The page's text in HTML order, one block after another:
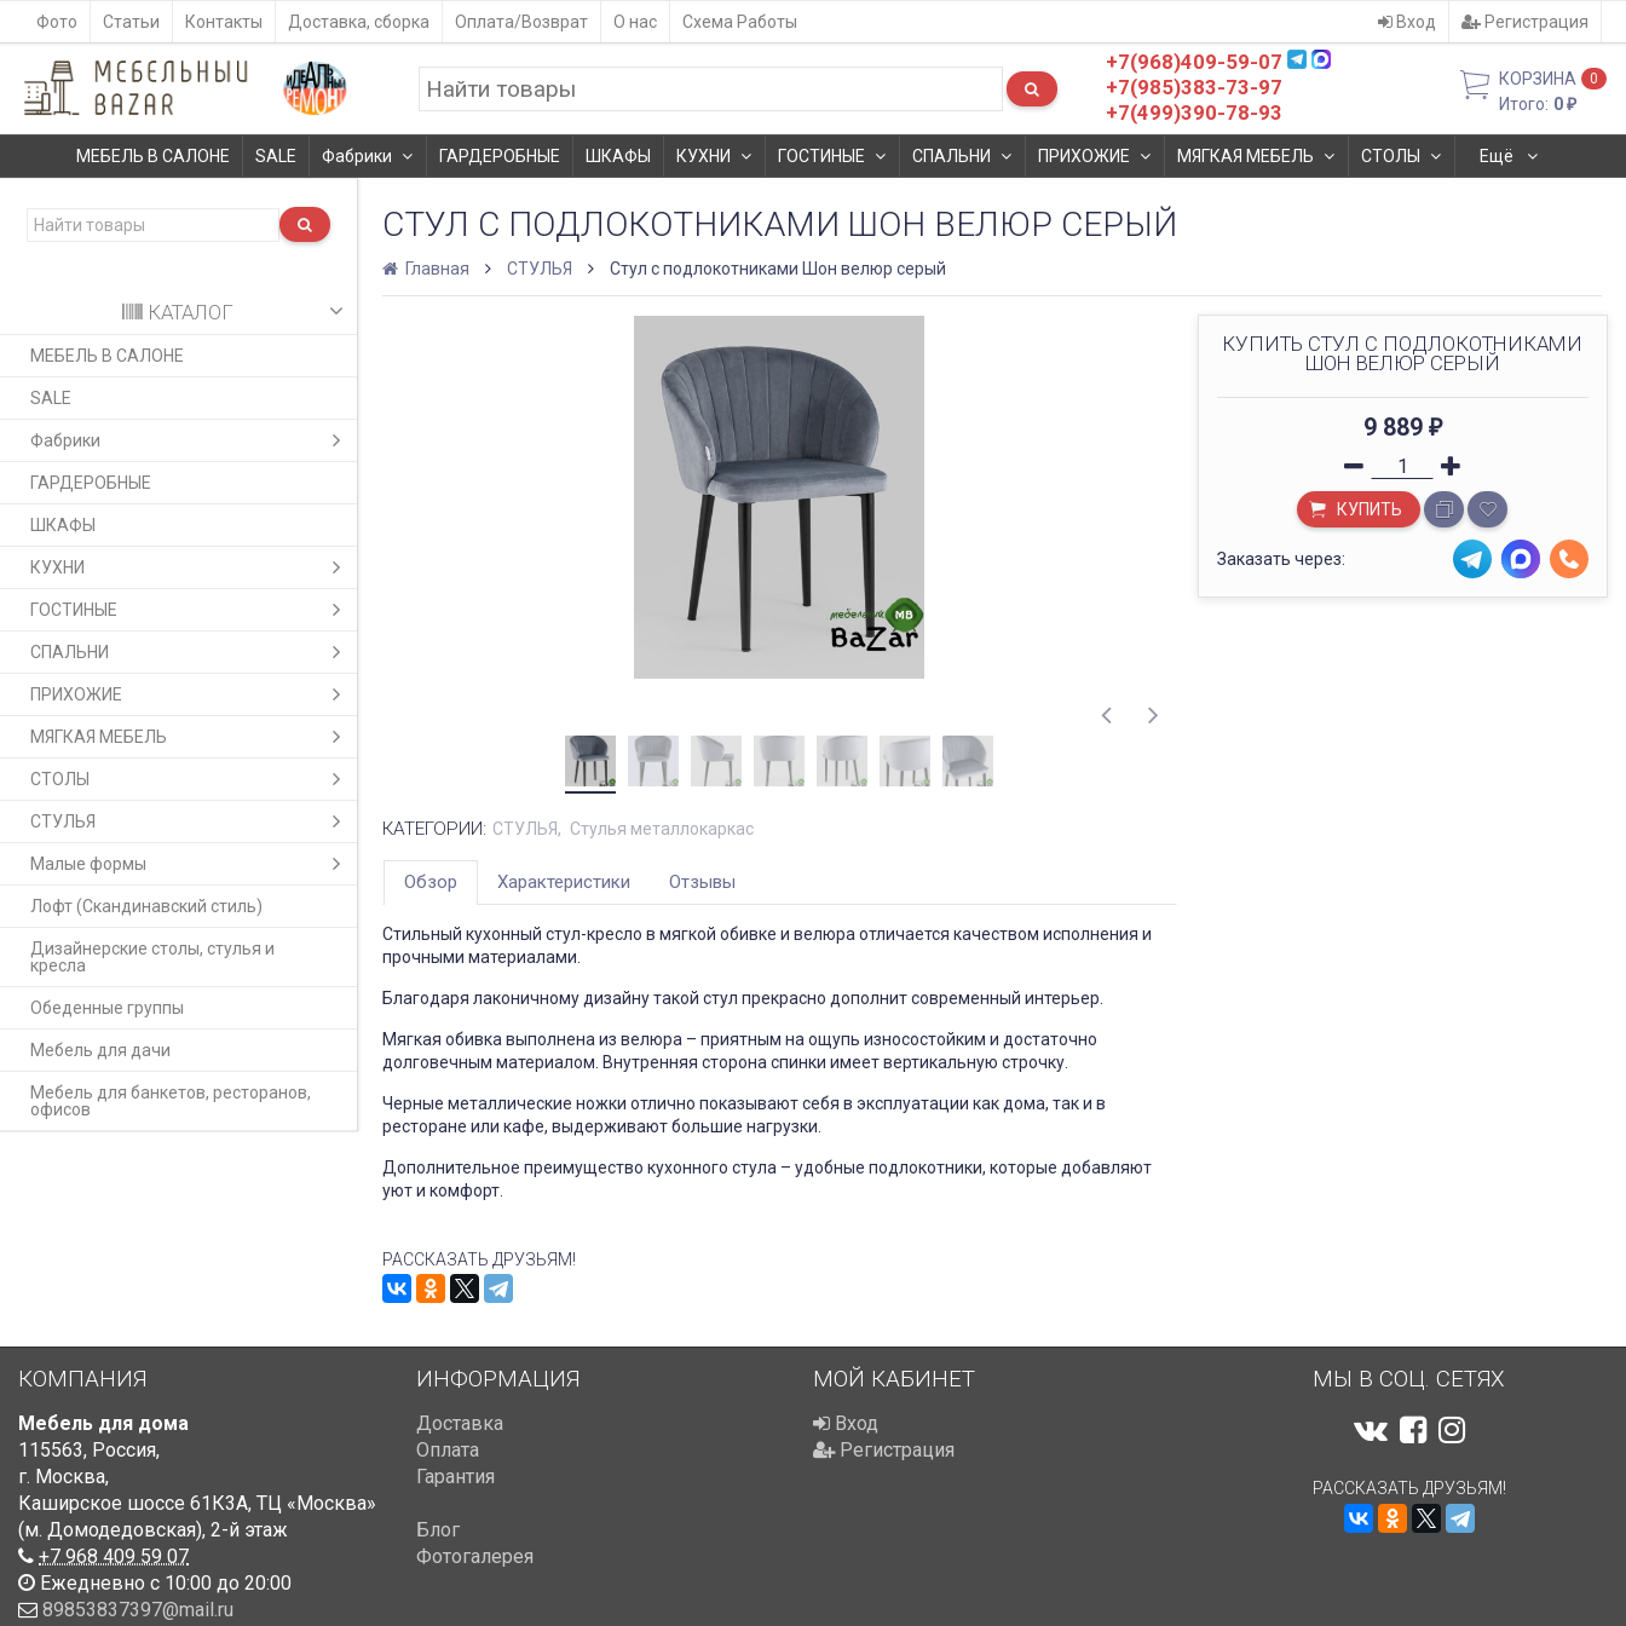
Фото Статьи Контакты Доставка, сборка Оплата/Возврат О нас Схема Работы Вход Регистрация
+7(968)409-59-07
+7(985)383-73-97
+7(499)390-78-93
КОРЗИНА 0
Итого: 0₽
МЕБЕЛЬ В САЛОНЕ SALE Фабрики ГАРДЕРОБНЫЕ ШКАФЫ КУХНИ ГОСТИНЫЕ СПАЛЬНИ ПРИХОЖИЕ МЯГКАЯ МЕБЕЛЬ СТОЛЫ Ещё
КАТАЛОГ
МЕБЕЛЬ В САЛОНЕ
SALE
Фабрики
ГАРДЕРОБНЫЕ
ШКАФЫ
КУХНИ
ГОСТИНЫЕ
СПАЛЬНИ
ПРИХОЖИЕ
МЯГКАЯ МЕБЕЛЬ
СТОЛЫ
СТУЛЬЯ
Малые формы
Лофт (Скандинавский стиль)
Дизайнерские столы, стулья и
кресла
Обеденные группы
Мебель для дачи
Мебель для банкетов, ресторанов,
офисов
СТУЛ С ПОДЛОКОТНИКАМИ ШОН ВЕЛЮР СЕРЫЙ
Главная СТУЛЬЯ Стул с подлокотниками Шон велюр серый
КУПИТЬ СТУЛ С ПОДЛОКОТНИКАМИ
ШОН ВЕЛЮР СЕРЫЙ
9 889 ₽
КУПИТЬ
Заказать через:
КАТЕГОРИИ: СТУЛЬЯ Стулья металлокаркас
Обзор Характеристики Отзывы
Стильный кухонный стул-кресло в мягкой обивке и велюра отличается качеством исполнения и
прочными материалами.
Благодаря лаконичному дизайну такой стул прекрасно дополнит современный интерьер.
Мягкая обивка выполнена из велюра – приятным на ощупь износостойким и достаточно
долговечным материалом. Внутренняя сторона спинки имеет вертикальную строчку.
Черные металлические ножки отлично показывают себя в эксплуатации как дома, так и в
ресторане или кафе, выдерживают большие нагрузки.
Дополнительное преимущество кухонного стула – удобные подлокотники, которые добавляют
уют и комфорт.
РАССКАЗАТЬ ДРУЗЬЯМ!
КОМПАНИЯ
Мебель для дома
115563, Россия,
г. Москва,
Каширское шоссе 61К3А, ТЦ «Москва»
(м. Домодедовская), 2-й этаж
+7 968 409 59 07
Ежедневно с 10:00 до 20:00
89853837397@mail.ru
ИНФОРМАЦИЯ
Доставка
Оплата
Гарантия
Блог
Фотогалерея
МОЙ КАБИНЕТ
Вход
Регистрация
МЫ В СОЦ. СЕТЯХ
РАССКАЗАТЬ ДРУЗЬЯМ!